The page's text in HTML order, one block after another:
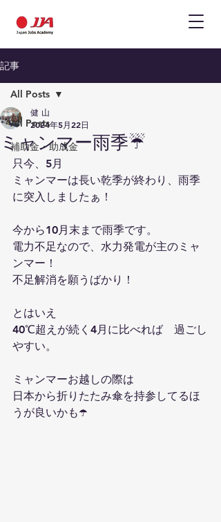
記事
All Posts
補助金・助成金
All Posts
ミャンマー雨季☔️
健 山
2024年5月22日
只今、5月
ミャンマーは長い乾季が終わり、雨季
に突入しましたぁ！
今から10月末まで雨季です。
電力不足なので、水力発電が主のミャ
ンマー！
不足解消を願うばかり！
とはいえ
40℃超えが続く4月に比べれば　過ごし
やすい。
ミャンマーお越しの際は
日本から折りたたみ傘を持参してるほ
うが良いかも☂️